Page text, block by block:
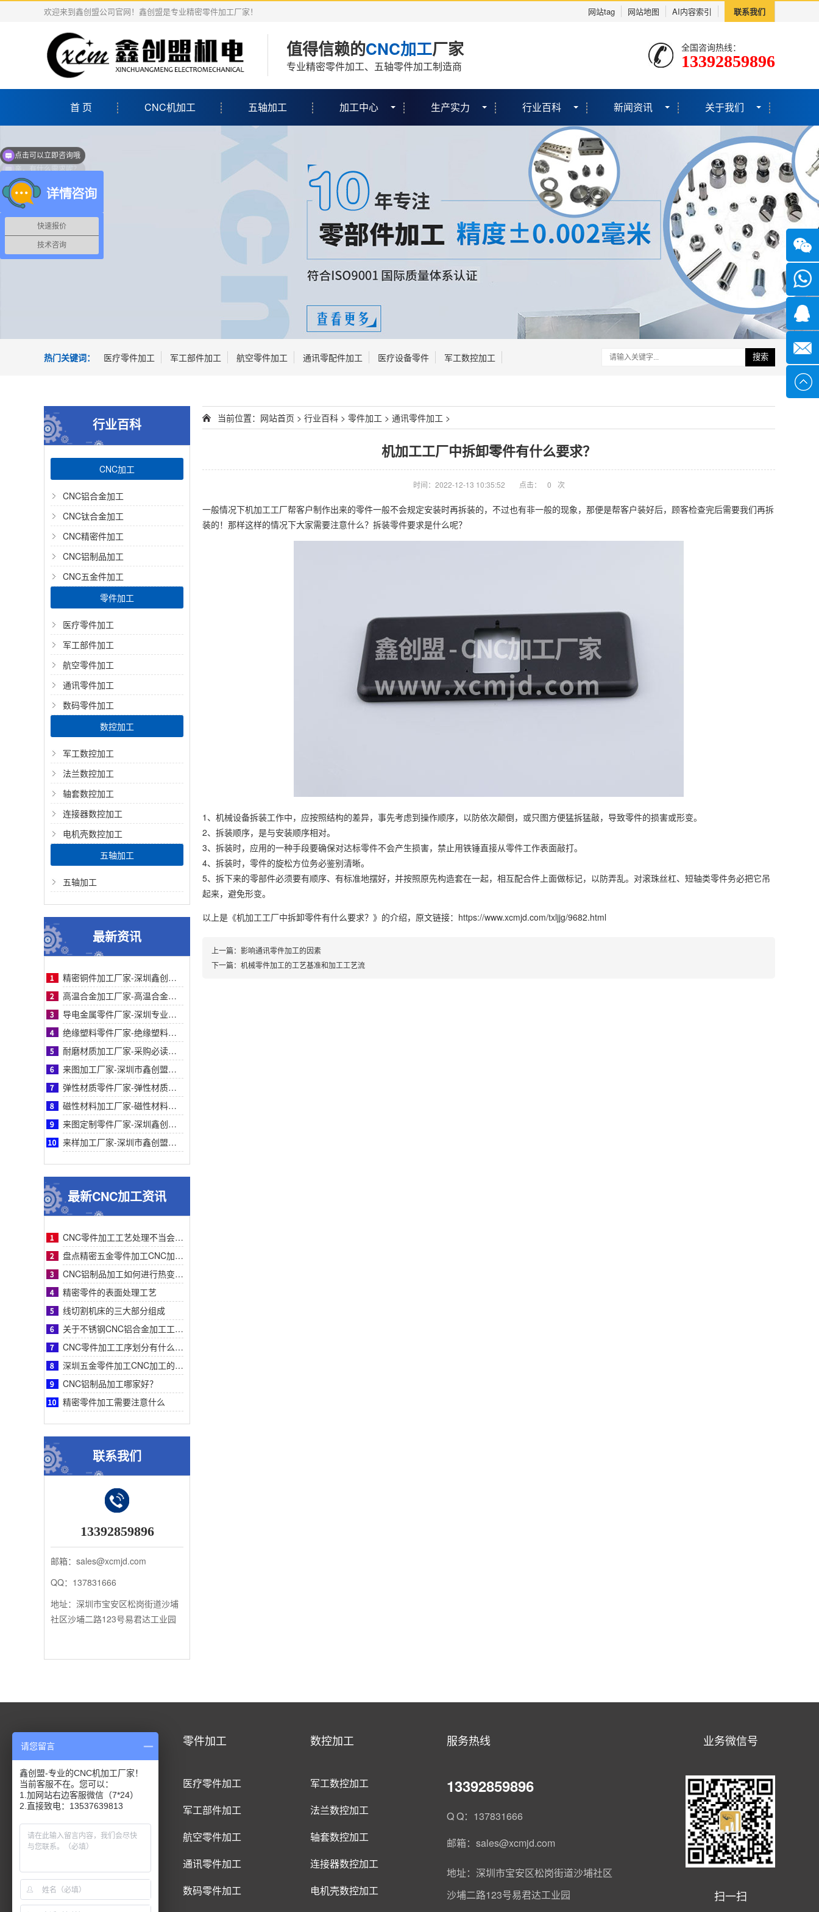
欢迎来到鑫创盟公司官网！鑫创盟是专业精密零件加工厂家！ 网站tag 网站地图 AI内容索引 联系我们
值得信赖的CNC加工厂家
专业精密零件加工、五轴零件加工制造商
全国咨询热线：
13392859896
首 页 CNC机加工 五轴加工 加工中心 生产实力 行业百科 新闻资讯 关于我们
热门关键词： 医疗零件加工 军工部件加工 航空零件加工 通讯零配件加工 医疗设备零件 军工数控加工 搜索
行业百科
CNC加工
CNC铝合金加工
CNC钛合金加工
CNC精密件加工
CNC铝制品加工
CNC五金件加工
零件加工
医疗零件加工
军工部件加工
航空零件加工
通讯零件加工
数码零件加工
数控加工
军工数控加工
法兰数控加工
轴套数控加工
连接器数控加工
电机壳数控加工
五轴加工
五轴加工
最新资讯
精密铜件加工厂家-深圳鑫创盟精密铜件加工：高精度、快交期、定制化优选方案的首选商家
高温合金加工厂家-高温合金加工采购指南：鑫创盟精密工艺对比与客户案例信任背书详解篇
导电金属零件厂家-深圳专业导电金属零件厂家鑫创盟：采购必读，品质与成本平衡之道
绝缘塑料零件厂家-绝缘塑料零件厂家采购指南：鑫创盟精密定制品质可靠降本增效首选方案
耐磨材质加工厂家-采购必读：耐磨材质加工厂家如何选？鑫创盟高耐磨低成本方案权威解析
来图加工厂家-深圳市鑫创盟机电技术有限公司来图加工厂家专业定制服务精准高效值得信赖
弹性材质零件厂家-弹性材质零件采购参考：深圳鑫创盟工艺、服务与客户案例对比详解指南
磁性材料加工厂家-磁性材料加工厂家采购参考之深圳鑫创盟机电技术有限公司深度专业解析
来图定制零件厂家-深圳鑫创盟机电来图定制零件厂家采购参考与专业工艺优势深度全面解析
来样加工厂家-深圳市鑫创盟机电来样加工厂家：精准定制，解决非标零件采购难题参考
最新CNC加工资讯
CNC零件加工工艺处理不当会有什么影响？
盘点精密五金零件加工CNC加工明显的特征有哪些
CNC铝制品加工如何进行热变形处理？
精密零件的表面处理工艺
线切割机床的三大部分组成
关于不锈钢CNC铝合金加工工艺流程步骤介绍？
CNC零件加工工序划分有什么要求呢
深圳五金零件加工CNC加工的数控系统特点有什么？
CNC铝制品加工哪家好？
精密零件加工需要注意什么
联系我们
13392859896
邮箱：sales@xcmjd.com
QQ：137831666
地址：深圳市宝安区松岗街道沙埔
社区沙埔二路123号易君达工业园
当前位置： 网站首页 > 行业百科 > 零件加工 > 通讯零件加工 >
机加工工厂中拆卸零件有什么要求？
时间：2022-12-13 10:35:52 点击： 0 次
一般情况下机加工工厂帮客户制作出来的零件一般不会规定安装时再拆装的，不过也有非一般的现象，那便是帮客户装好后，顾客检查完后需要我们再拆
装的！那样这样的情况下大家需要注意什么？拆装零件要求是什么呢？
1、机械设备拆装工作中，应按照结构的差异，事先考虑到操作顺序，以防依次颠倒，或只图方便猛拆猛敲，导致零件的损害或形变。
2、拆装顺序，是与安装顺序相对。
3、拆装时，应用的一种手段要确保对达标零件不会产生损害，禁止用铁锤直接从零件工作表面敲打。
4、拆装时，零件的旋松方位务必鉴别清晰。
5、拆下来的零部件必须要有顺序、有标准地摆好，并按照原先构造套在一起，相互配合件上面做标记，以防弄乱。对滚珠丝杠、短轴类零件务必把它吊
起来，避免形变。
以上是 《机加工工厂中拆卸零件有什么要求？》 的介绍，原文链接： https://www.xcmjd.com/txljjg/9682.html
上一篇： 影响通讯零件加工的因素
下一篇： 机械零件加工的工艺基准和加工工艺流
CNC加工
CNC铝合金加工
CNC钛合金加工
CNC精密件加工
CNC五金件加工
零件加工
医疗零件加工
军工部件加工
航空零件加工
通讯零件加工
数码零件加工
数控加工
军工数控加工
法兰数控加工
轴套数控加工
连接器数控加工
电机壳数控加工
服务热线
13392859896
Q Q：137831666
邮箱：sales@xcmjd.com
地址：深圳市宝安区松岗街道沙埔社区
沙埔二路123号易君达工业园
业务微信号
扫一扫
微信
快速报价
技术咨询
亲，有什么需求呢？
请您留言
鑫创盟-专业的CNC机加工厂家！
当前客服不在。您可以：
1.加网站右边客服微信（7*24）
2.直接致电：13537639813